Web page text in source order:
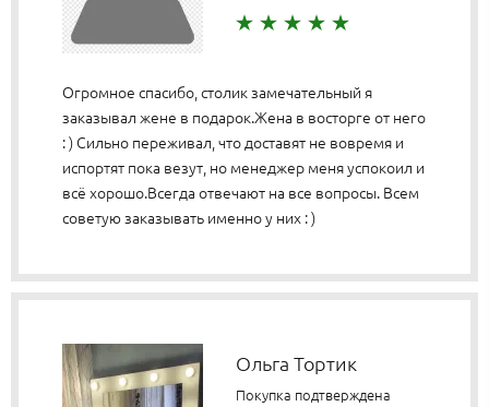
Огромное спасибо, столик замечательный я
заказывал жене в подарок.Жена в восторге от него
: ) Сильно переживал, что доставят не вовремя и
испортят пока везут, но менеджер меня успокоил и
всё хорошо.Всегда отвечают на все вопросы. Всем
советую заказывать именно у них : )
Ольга Тортик
Покупка подтверждена